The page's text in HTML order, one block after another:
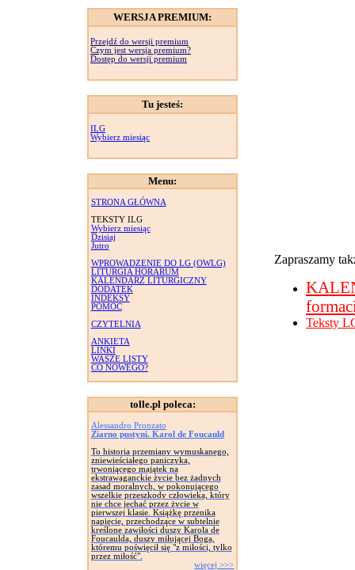
WERSJA PREMIUM:
Przejdź do wersji premium
Czym jest wersja premium?
Dostęp do wersji premium
Tu jesteś:
ILG
Wybierz miesiąc
Menu:
STRONA GŁÓWNA
TEKSTY ILG
Wybierz miesiąc
Dzisiaj
Jutro
WPROWADZENIE DO LG (OWLG)
LITURGIA HORARUM
KALENDARZ LITURGICZNY
DODATEK
INDEKSY
POMOC
CZYTELNIA
ANKIETA
LINKI
WASZE LISTY
CO NOWEGO?
tolle.pl poleca:
Alessandro Pronzato
Ziarno pustyni. Karol de Foucauld
To historia przemiany wymuskanego,
zniewieściałego paniczyka,
trwoniącego majątek na
ekstrawaganckie życie bez żadnych
zasad moralnych, w pokonującego
wszelkie przeszkody człowieka, który
nie chce jechać przez życie w
pierwszej klasie. Książkę przenika
napięcie, przechodzące w subtelnie
kreślone zawiłości duszy Karola de
Foucaulda, duszy miłującej Boga,
któremu poświęcił się "z miłości, tylko
przez miłość".
więcej >>>
Zapraszamy
Teksty